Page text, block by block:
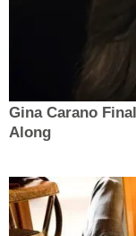
Gina Carano
Along